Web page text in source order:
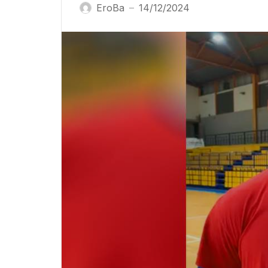
EroBa — 14/12/2024